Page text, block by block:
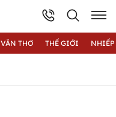
VĂN THƠ THẾ GIỚI